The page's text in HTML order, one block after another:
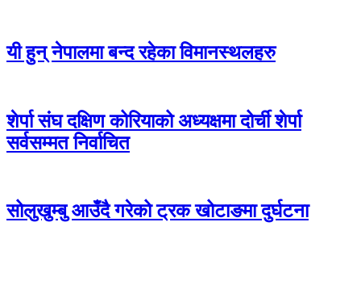
यी हुन् नेपालमा बन्द रहेका विमानस्थलहरु
शेर्पा संघ दक्षिण कोरियाको अध्यक्षमा दोर्ची शेर्पा
सर्वसम्मत निर्वाचित
सोलुखुम्बु आउँदै गरेको ट्रक खोटाङमा दुर्घटना